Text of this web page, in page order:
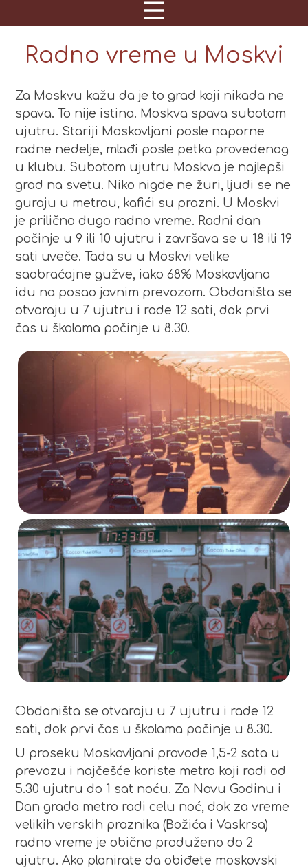
Radno vreme u Moskvi
Za Moskvu kažu da je to grad koji nikada ne
spava. To nije istina. Moskva spava subotom
ujutru. Stariji Moskovljani posle naporne
radne nedelje, mlađi posle petka provedenog
u klubu. Subotom ujutru Moskva je najlepši
grad na svetu. Niko nigde ne žuri, ljudi se ne
guraju u metrou, kafići su prazni. U Moskvi
je prilično dugo radno vreme. Radni dan
počinje u 9 ili 10 ujutru i završava se u 18 ili 19
sati uveče. Tada su u Moskvi velike
saobraćajne gužve, iako 68% Moskovljana
idu na posao javnim prevozom. Obdaništa se
otvaraju u 7 ujutru i rade 12 sati, dok prvi
čas u školama počinje u 8.30.
Obdaništa se otvaraju u 7 ujutru i rade 12
sati, dok prvi čas u školama počinje u 8.30.
U proseku Moskovljani provode 1,5-2 sata u
prevozu i najčešće koriste metro koji radi od
5.30 ujutru do 1 sat noću. Za Novu Godinu i
Dan grada metro radi celu noć, dok za vreme
velikih verskih praznika (Božića i Vaskrsa)
radno vreme je obično produženo do 2
ujutru. Ako planirate da obiđete moskovski